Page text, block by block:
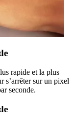
rapide et la plus
s’arrêter sur un pixel
seconde.